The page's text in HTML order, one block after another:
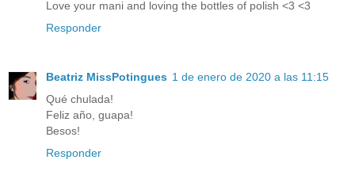
Love your mani and loving the bottles of polish <3 <3
Responder
Beatriz MissPotingues 1 de enero de 2020 a las 11:15
Qué chulada!
Feliz año, guapa!
Besos!
Responder